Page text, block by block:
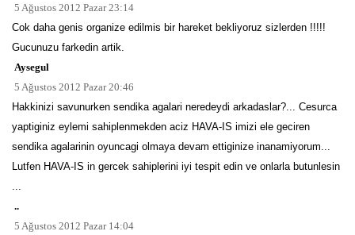
5 Ağustos 2012 Pazar 23:14
Cok daha genis organize edilmis bir hareket bekliyoruz sizlerden !!!!!
Gucunuzu farkedin artik.
Aysegul
5 Ağustos 2012 Pazar 20:46
Hakkinizi savunurken sendika agalari neredeydi arkadaslar?... Cesurca
yaptiginiz eylemi sahiplenmekden aciz HAVA-IS imizi ele geciren
sendika agalarinin oyuncagi olmaya devam ettiginize inanamiyorum...
Lutfen HAVA-IS in gercek sahiplerini iyi tespit edin ve onlarla butunlesin
..
5 Ağustos 2012 Pazar 14:04